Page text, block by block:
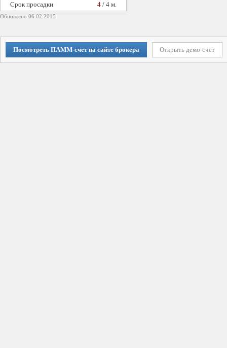
Обновлено 06.02.2015
Cрок просадки
4 / 4 м.
Посмотреть ПАММ-счет на сайте брокера Открыть демо-счёт